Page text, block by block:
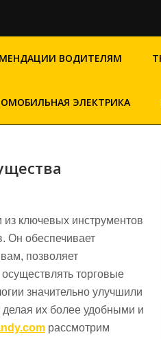
ВОДИТЕЛЯМ
ЭЛЕКТРИКА
ключевых инструментов
Он обеспечивает
позволяет
торговые
значительно улучшили
их более удобными и
рассмотрим